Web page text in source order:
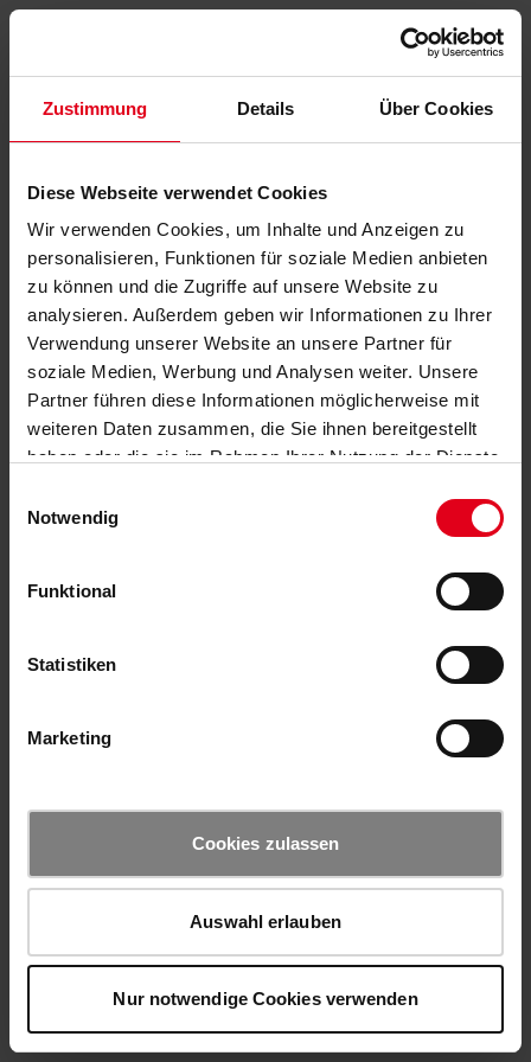
Zustimmung Details Über Cookies
Diese Webseite verwendet Cookies
Wir verwenden Cookies, um Inhalte und Anzeigen zu
personalisieren, Funktionen für soziale Medien anbieten
zu können und die Zugriffe auf unsere Website zu
analysieren. Außerdem geben wir Informationen zu Ihrer
Verwendung unserer Website an unsere Partner für
soziale Medien, Werbung und Analysen weiter. Unsere
Partner führen diese Informationen möglicherweise mit
weiteren Daten zusammen, die Sie ihnen bereitgestellt
haben oder die sie im Rahmen Ihrer Nutzung der Dienste
Notwendig
Funktional
Statistiken
Marketing
Cookies zulassen
Auswahl erlauben
Nur notwendige Cookies verwenden